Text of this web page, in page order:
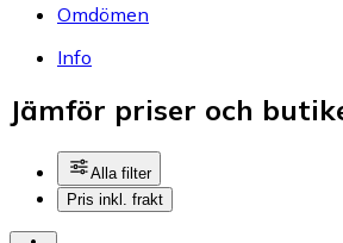
Omdömen
Info
Jämför priser och
Alla filter
Pris inkl. frakt